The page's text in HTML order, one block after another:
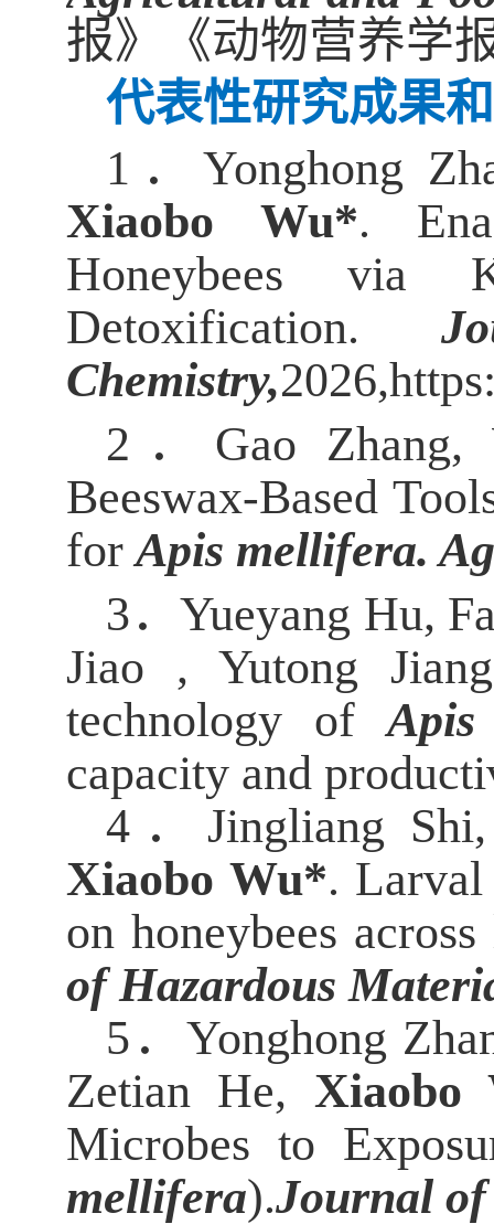
报》《动物营养学
代表性研究成果
1．Yonghong
Xiaobo Wu*.
Honeybees via
Detoxification.
Chemistry,
2．Gao Zhang,
Beeswax-Based
for Apis mellifera.
3．Yueyang Hu,
Jiao , Yutong
technology of Apis
capacity and
4． Jingliang
Xiaobo Wu*. Larval
on honeybees
of Hazardous
5． Yonghong
Zetian He, Xiaobo
Microbes to
mellifera).Journal